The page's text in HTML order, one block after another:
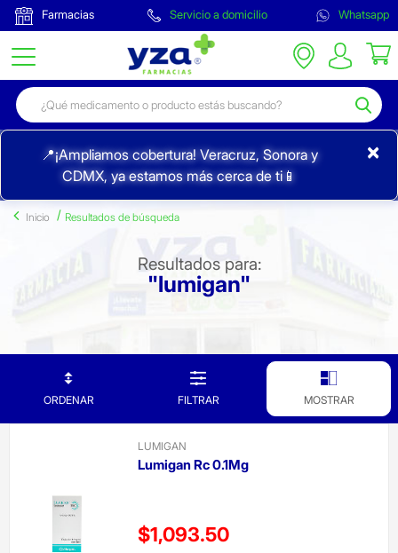
Farmacias Servicio a domicilio Whatsapp
📍¡Ampliamos cobertura! Veracruz, Sonora y
CDMX, ya estamos más cerca de ti📱
×
Inicio Resultados de búsqueda
Resultados para:
"lumigan"
ORDENAR FILTRAR MOSTRAR
LUMIGAN
Lumigan Rc 0.1Mg
Precio reducido de
$1,093.50